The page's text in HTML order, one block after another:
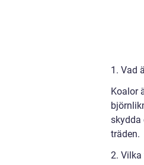
1. Vad
Koalor
skydda
träden.
2. Vilka